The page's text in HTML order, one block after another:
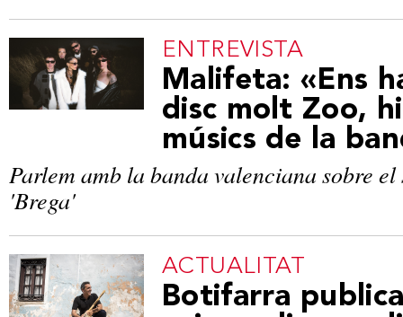
ENTREVISTA
Malifeta: «Ens
disc molt Zoo,
músics de la
Parlem amb la banda valenciana sobre
'Brega'
ACTUALITAT
Botifarra